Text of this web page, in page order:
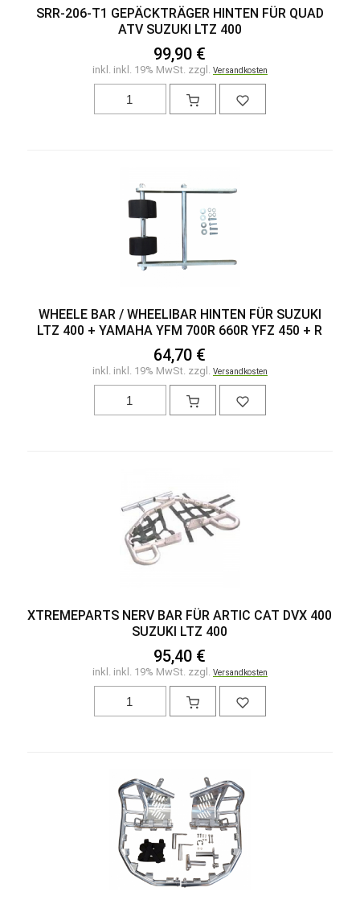
Tankdeckel
Unterfahrschutz A-Arm - vorne
Unterfahrschutz Motor
Unterfahrschutz Schwinge
Vergaser Rep. Kit
Wasserpumpen Rep. Kit
Wassertemperatur Sensor
Werkzeug
Öl Ablassschraube
Ölwechsel Kit
SRR-206-T1 GEPÄCKTRÄGER HINTEN FÜR QUAD
ATV SUZUKI LTZ 400
99,90 €
inkl. inkl. 19% MwSt. zzgl. Versandkosten
WHEELE BAR / WHEELIBAR HINTEN FÜR SUZUKI
LTZ 400 + YAMAHA YFM 700R 660R YFZ 450 + R
64,70 €
inkl. inkl. 19% MwSt. zzgl. Versandkosten
XTREMEPARTS NERV BAR FÜR ARTIC CAT DVX 400
SUZUKI LTZ 400
95,40 €
inkl. inkl. 19% MwSt. zzgl. Versandkosten